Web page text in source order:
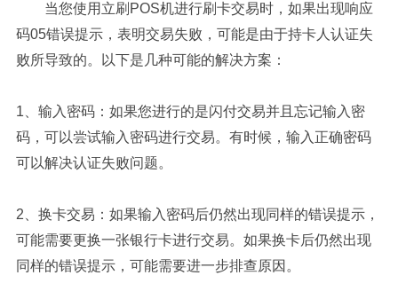
当您使用立刷POS机进行刷卡交易时，如果出现响应
码05错误提示，表明交易失败，可能是由于持卡人认证失
败所导致的。以下是几种可能的解决方案：
1、输入密码：如果您进行的是闪付交易并且忘记输入密
码，可以尝试输入密码进行交易。有时候，输入正确密码
可以解决认证失败问题。
2、换卡交易：如果输入密码后仍然出现同样的错误提示，
可能需要更换一张银行卡进行交易。如果换卡后仍然出现
同样的错误提示，可能需要进一步排查原因。